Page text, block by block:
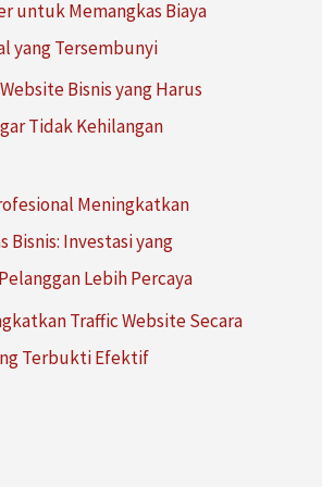
untuk Memangkas Biaya
yang Tersembunyi
Bisnis yang Harus
Tidak Kehilangan
Meningkatkan
Bisnis: Investasi yang
Lebih Percaya
Traffic Website Secara
Terbukti Efektif